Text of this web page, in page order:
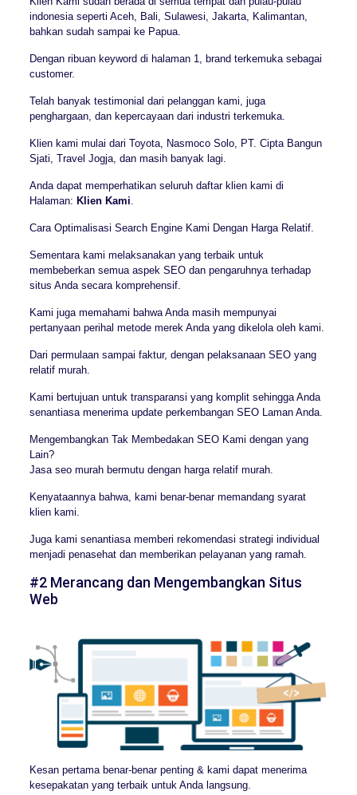
indonesia seperti Aceh, Bali, Sulawesi, Jakarta, Kalimantan,
bahkan sudah sampai ke Papua.
Dengan ribuan keyword di halaman 1, brand terkemuka sebagai
customer.
Telah banyak testimonial dari pelanggan kami, juga
penghargaan, dan kepercayaan dari industri terkemuka.
Klien kami mulai dari Toyota, Nasmoco Solo, PT. Cipta Bangun
Sjati, Travel Jogja, dan masih banyak lagi.
Anda dapat memperhatikan seluruh daftar klien kami di
Halaman: Klien Kami
Cara Optimalisasi Search Engine Kami Dengan Harga Relatif.
Sementara kami melaksanakan yang terbaik untuk
membeberkan semua aspek SEO dan pengaruhnya terhadap
situs Anda secara komprehensif.
Kami juga memahami bahwa Anda masih mempunyai
pertanyaan perihal metode merek Anda yang dikelola oleh kami.
Dari permulaan sampai faktur, dengan pelaksanaan SEO yang
relatif murah.
Kami bertujuan untuk transparansi yang komplit sehingga Anda
senantiasa menerima update perkembangan SEO Laman Anda.
Mengembangkan Tak Membedakan SEO Kami dengan yang
Lain?
Jasa seo murah bermutu dengan harga relatif murah.
Kenyataannya bahwa, kami benar-benar memandang syarat
klien kami.
Juga kami senantiasa memberi rekomendasi strategi individual
menjadi penasehat dan memberikan pelayanan yang ramah.
#2 Merancang dan Mengembangkan Situs
Web
Kesan pertama benar-benar penting & kami dapat menerima
kesepakatan yang terbaik untuk Anda langsung.